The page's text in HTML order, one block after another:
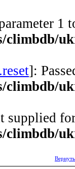
1
climbdb/
]:
climbdb/
supplied
climbdb/